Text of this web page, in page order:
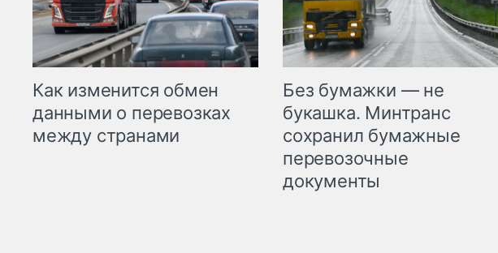
Как изменится обмен
данными о перевозках
между странами
Без бумажки — не
букашка. Минтранс
сохранил бумажные
перевозочные
документы